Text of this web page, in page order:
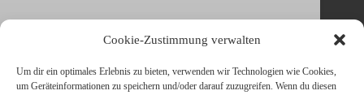
Cookie-Zustimmung verwalten
Um dir ein optimales Erlebnis zu bieten, verwenden wir Technologien wie Cookies,
um Geräteinformationen zu speichern und/oder darauf zuzugreifen. Wenn du diesen
Fernsteuerstands, hier: NMK (2023) in Bremen 👉
Ein wichtiger Schritt für die Binnenschifffahrt: Die
Rhenus PartnerShip GmbH & Co. KG hat im März